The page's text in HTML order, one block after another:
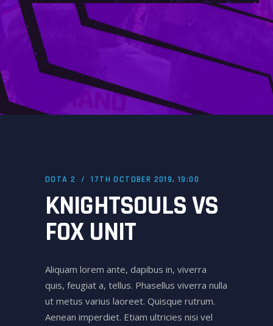
DOTA 2 17TH OCTOBER 2019, 19:00
KNIGHTSOULS VS
FOX UNIT
Aliquam lorem ante, dapibus in, viverra
quis, feugiat a, tellus. Phasellus viverra nulla
ut metus varius laoreet. Quisque rutrum.
Aenean imperdiet. Etiam ultricies nisi vel